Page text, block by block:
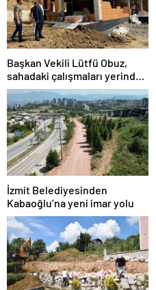
Başkan Vekili Lütfü Obuz,
sahadaki çalışmaları yerinde
inceledi
İzmit Belediyesinden
Kabaoğlu’na yeni imar yolu